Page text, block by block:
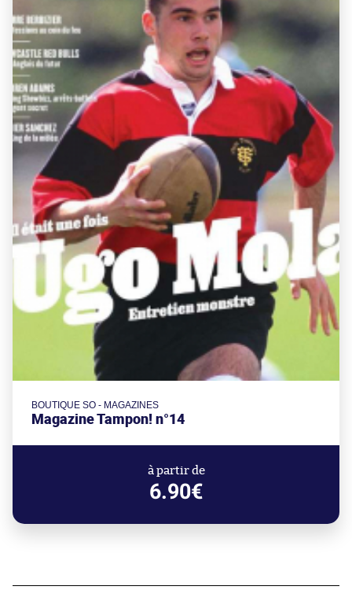
BOUTIQUE SO - MAGAZINES
Magazine Tampon! n°14
à partir de
6.90€